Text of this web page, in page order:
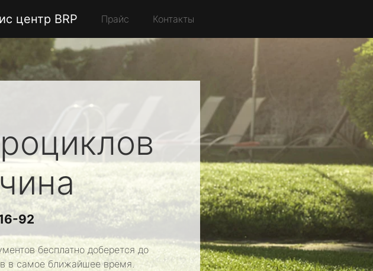
центр BRP Прайс Контакты
92
бесплатно доберется до
в самое ближайшее время.